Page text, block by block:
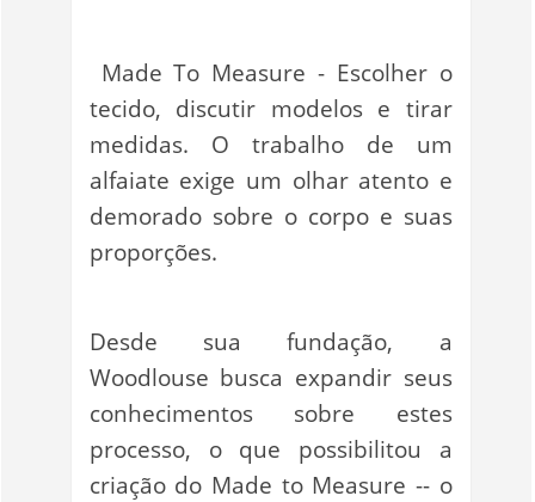
Made To Measure - Escolher o
tecido, discutir modelos e tirar
medidas. O trabalho de um
alfaiate exige um olhar atento e
demorado sobre o corpo e suas
proporções.
Desde sua fundação, a
Woodlouse busca expandir seus
conhecimentos sobre estes
processo, o que possibilitou a
criação do Made to Measure -- o